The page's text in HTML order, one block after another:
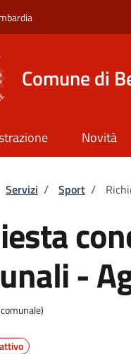
Comune di
Novità
di
Servizi / Sport /
-